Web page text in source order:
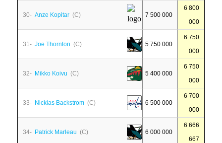
30- Anze Kopitar (C) 7 500 000
6 800
000
31- Joe Thornton (C) 5 750 000
6 750
000
32- Mikko Koivu (C) 5 400 000
6 750
000
33- Nicklas Backstrom (C) 6 500 000
6 700
000
34- Patrick Marleau (C) 6 000 000
6 666
667